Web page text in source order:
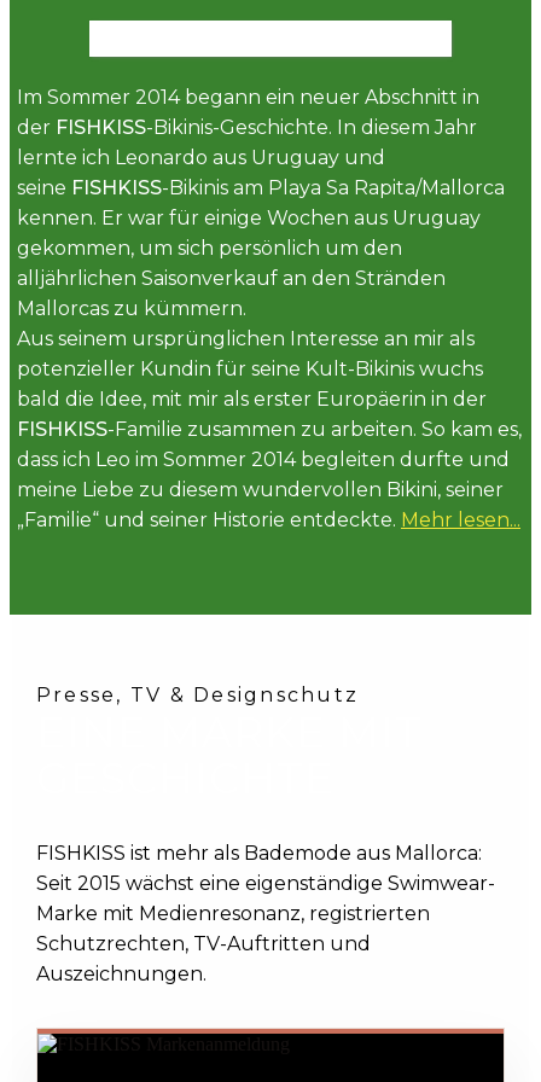
Im Sommer 2014 begann ein neuer Abschnitt in
der FISHKISS-Bikinis-Geschichte. In diesem Jahr
lernte ich Leonardo aus Uruguay und
seine FISHKISS-Bikinis am Playa Sa Rapita/Mallorca
kennen. Er war für einige Wochen aus Uruguay
gekommen, um sich persönlich um den
alljährlichen Saisonverkauf an den Stränden
Mallorcas zu kümmern.
Aus seinem ursprünglichen Interesse an mir als
potenzieller Kundin für seine Kult-Bikinis wuchs
bald die Idee, mit mir als erster Europäerin in der
FISHKISS-Familie zusammen zu arbeiten. So kam es,
dass ich Leo im Sommer 2014 begleiten durfte und
meine Liebe zu diesem wundervollen Bikini, seiner
„Familie“ und seiner Historie entdeckte. Mehr lesen...
Presse, TV & Designschutz
FISHKISS ist mehr als Bademode aus Mallorca:
Seit 2015 wächst eine eigenständige Swimwear-
Marke mit Medienresonanz, registrierten
Schutzrechten, TV-Auftritten und
Auszeichnungen.